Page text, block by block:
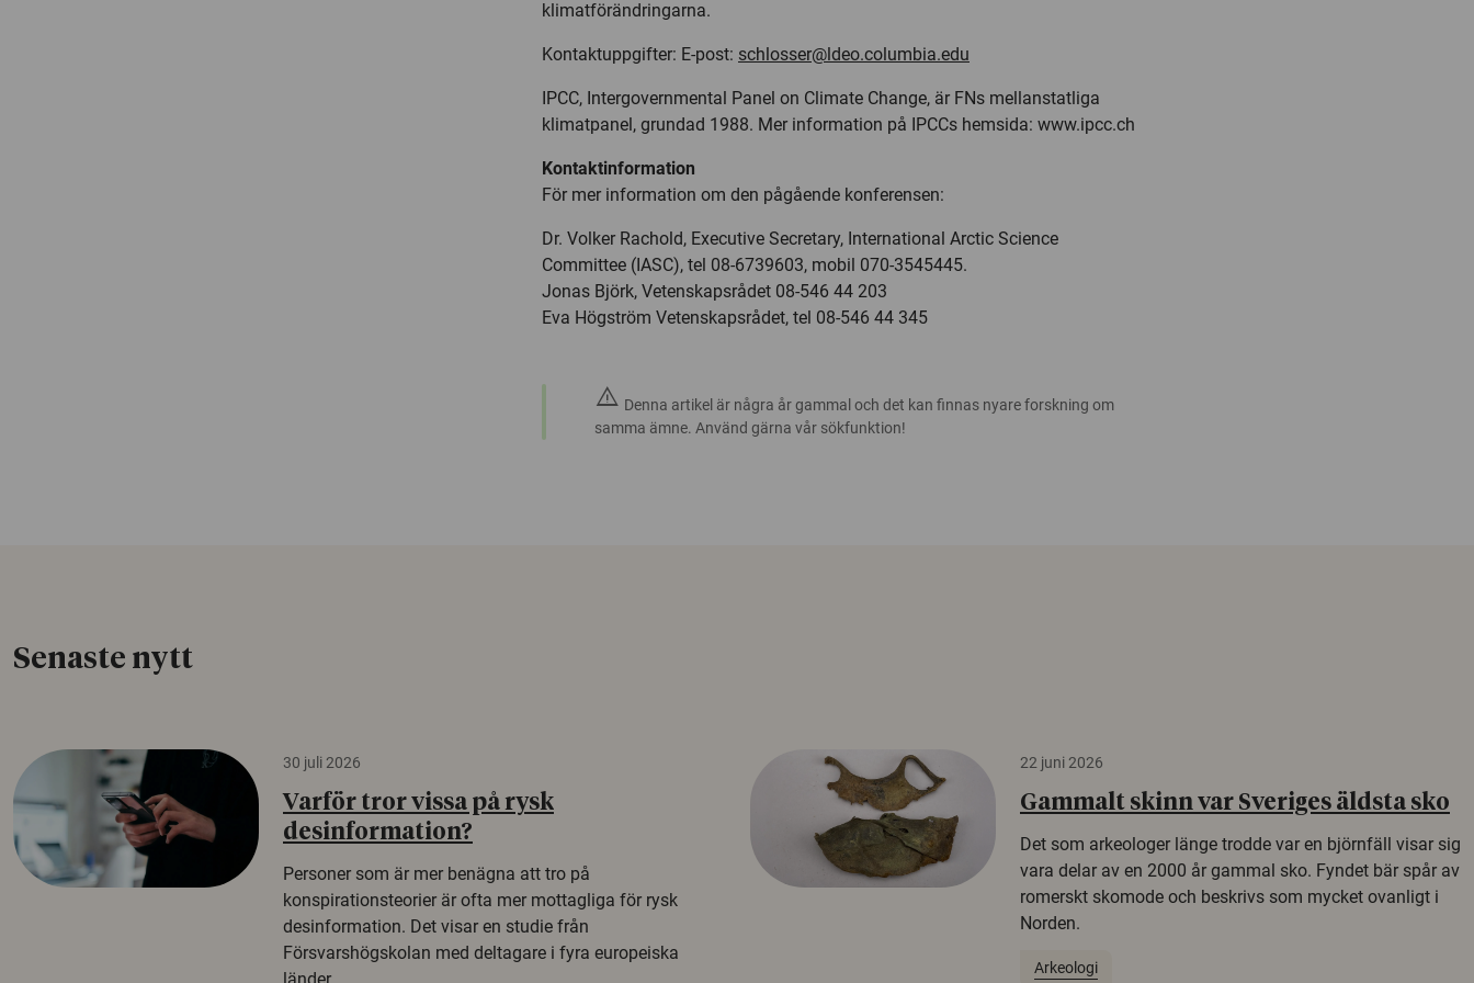
klimatförändringarna.
Kontaktuppgifter: E-post: schlosser@ldeo.columbia.edu
IPCC, Intergovernmental Panel on Climate Change, är FNs mellanstatliga
klimatpanel, grundad 1988. Mer information på IPCCs hemsida: www.ipcc.ch
Kontaktinformation
För mer information om den pågående konferensen:
Dr. Volker Rachold, Executive Secretary, International Arctic Science
Committee (IASC), tel 08-6739603, mobil 070-3545445.
Jonas Björk, Vetenskapsrådet 08-546 44 203
Eva Högström Vetenskapsrådet, tel 08-546 44 345
warning Denna artikel är några år gammal och det kan finnas nyare forskning om
samma ämne. Använd gärna vår sökfunktion!
Senaste nytt
30 juli 2026
Varför tror vissa på rysk
desinformation?
Personer som är mer benägna att tro på
konspirationsteorier är ofta mer mottagliga för rysk
desinformation. Det visar en studie från
Försvarshögskolan med deltagare i fyra europeiska
22 juni 2026
Gammalt skinn var Sveriges äldsta sko
Det som arkeologer länge trodde var en björnfäll visar sig
vara delar av en 2000 år gammal sko. Fyndet bär spår av
romerskt skomode och beskrivs som mycket ovanligt i
Norden.
Arkeologi